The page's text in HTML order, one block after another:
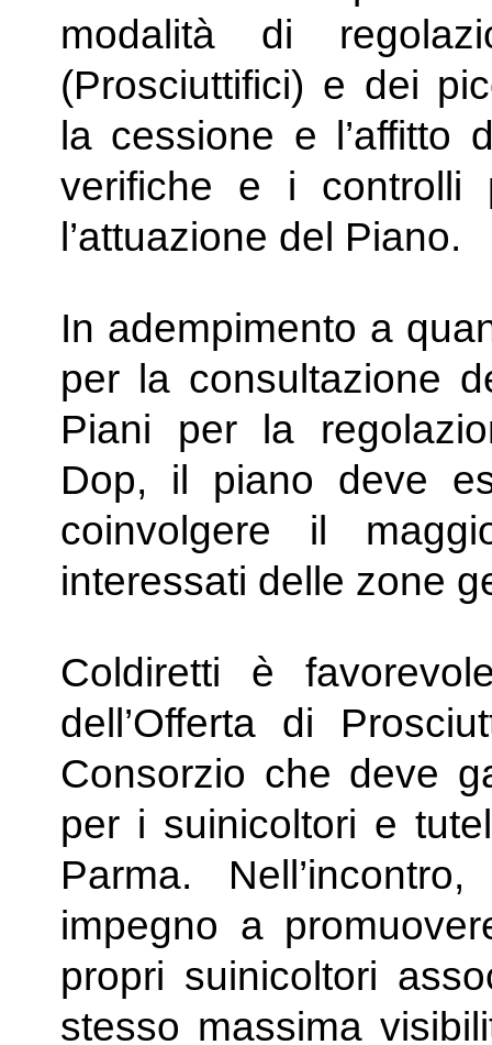
modalità di
(Prosciuttifici) e dei
la cessione e l’affitto
verifiche e i controlli
l’attuazione del Piano.
In adempimento a
per la consultazione
Piani per la
Dop, il piano deve
coinvolgere il
interessati delle zone
Coldiretti è
dell’Offerta di
Consorzio che deve
per i suinicoltori e
Parma.
impegno a
propri suinicoltori
stesso massima